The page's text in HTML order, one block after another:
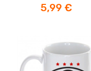
Preis
5,99 €